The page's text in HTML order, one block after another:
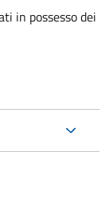
in possesso dei